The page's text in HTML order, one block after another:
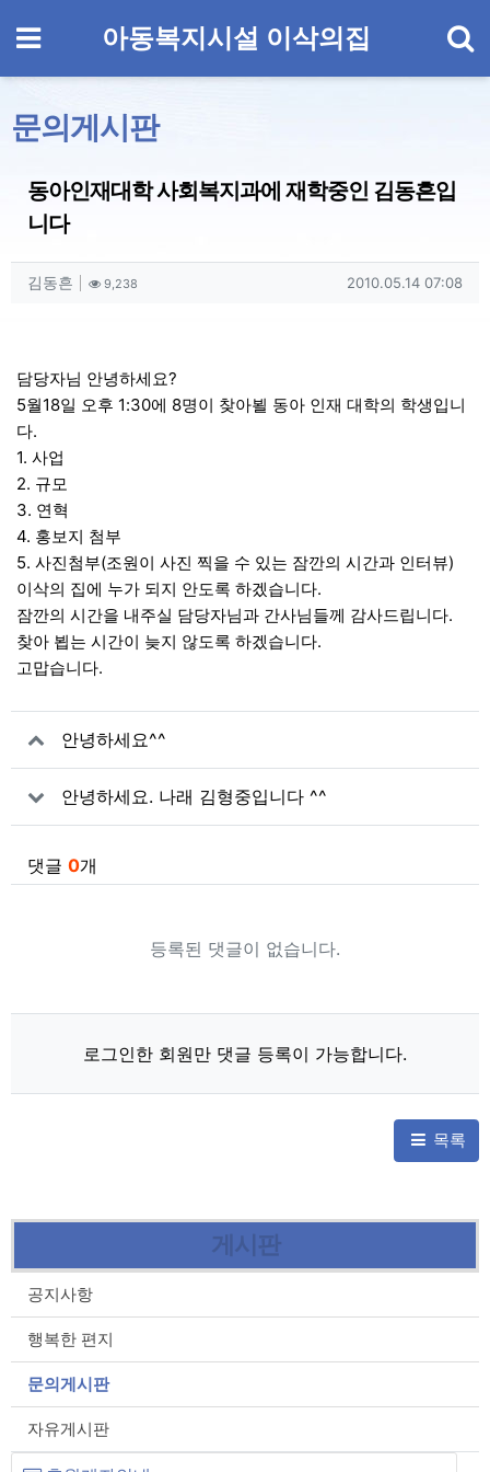
메뉴 아동복지시설 이삭의집
문의게시판
동아인재대학 사회복지과에 재학중인 김동흔입
니다
작성자 정보
김동흔 작성9,238조회 작성일
2010.05.14 07:08
본문
담당자님 안녕하세요?
5월18일 오후 1:30에 8명이 찾아뵐 동아 인재 대학의 학생입니
다.
1. 사업
2. 규모
3. 연혁
4. 홍보지 첨부
5. 사진첨부(조원이 사진 찍을 수 있는 잠깐의 시간과 인터뷰)
이삭의 집에 누가 되지 안도록 하겠습니다.
잠깐의 시간을 내주실 담당자님과 간사님들께 감사드립니다.
찾아 뵙는 시간이 늦지 않도록 하겠습니다.
고맙습니다.
관련자료
안녕하세요^^
안녕하세요. 나래 김형중입니다 ^^
댓글 0개
등록된 댓글이 없습니다.
로그인한 회원만 댓글 등록이 가능합니다.
목록
게시판
공지사항
행복한 편지
문의게시판
자유게시판